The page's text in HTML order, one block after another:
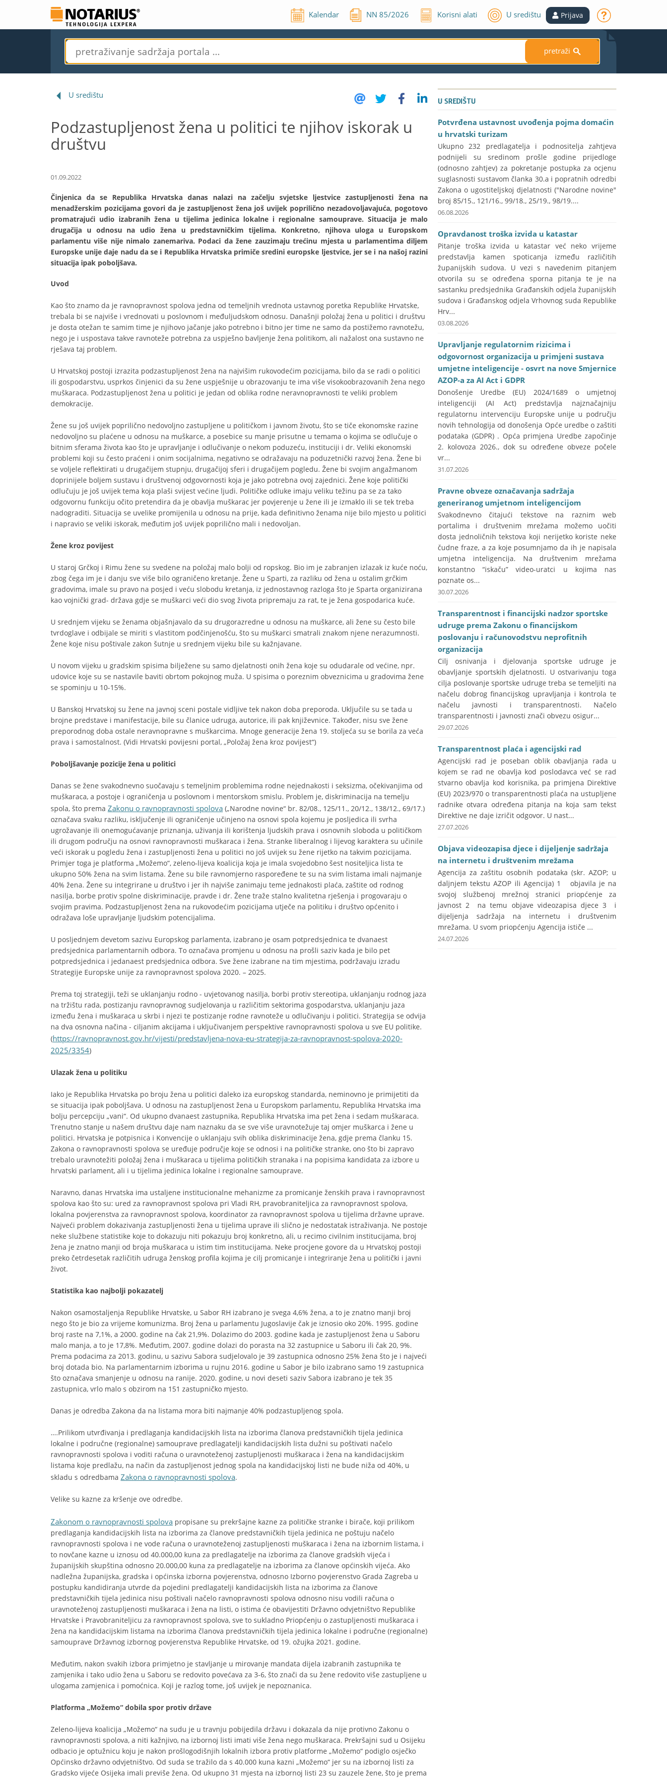
Kalendar NN85/2026 Korisni alati U središtu Prijava
pretraži S
U središtu
Podzastupljenost žena u politici te njihov iskorak u
društvu
01.09.2022
Činjenica da se Republika Hrvatska danas nalazi na začelju svjetske ljestvice zastupljenosti žena na
menadžerskim pozicijama govori da je zastupljenost žena još uvijek poprilično nezadovoljavajuća, pogotovo
promatrajući udio izabranih žena u tijelima jedinica lokalne i regionalne samouprave. Situacija je malo
drugačija u odnosu na udio žena u predstavničkim tijelima. Konkretno, njihova uloga u Europskom
parlamentu više nije nimalo zanemariva. Podaci da žene zauzimaju trećinu mjesta u parlamentima diljem
Europske unije daje nadu da se i Republika Hrvatska primiče sredini europske ljestvice, jer se i na našoj razini
situacija ipak poboljšava.
Uvod
Kao što znamo da je ravnopravnost spolova jedna od temeljnih vrednota ustavnog poretka Republike Hrvatske,
trebala bi se najviše i vrednovati u poslovnom i međuljudskom odnosu. Današnji položaj žena u politici i društvu
je dosta otežan te samim time je njihovo jačanje jako potrebno i bitno jer time ne samo da postižemo ravnotežu,
nego je i uspostava takve ravnoteže potrebna za uspješno bavljenje žena politikom, ali nažalost ona sustavno ne
rješava taj problem.
U Hrvatskoj postoji izrazita podzastupljenost žena na najvišim rukovodećim pozicijama, bilo da se radi o politici
ili gospodarstvu, usprkos činjenici da su žene uspješnije u obrazovanju te ima više visokoobrazovanih žena nego
muškaraca. Podzastupljenost žena u politici je jedan od oblika rodne neravnopravnosti te veliki problem
demokracije.
Žene su još uvijek poprilično nedovoljno zastupljene u političkom i javnom životu, što se tiče ekonomske razine
nedovoljno su plaćene u odnosu na muškarce, a posebice su manje prisutne u temama o kojima se odlučuje o
bitnim sferama života kao što je upravljanje i odlučivanje o nekom poduzeću, instituciji i dr. Veliki ekonomski
problemi koji su često praćeni i onim socijalnima, negativno se odražavaju na poduzetnički razvoj žena. Žene bi
se voljele reflektirati u drugačijem stupnju, drugačijoj sferi i drugačijem pogledu. Žene bi svojim angažmanom
doprinijele boljem sustavu i društvenoj odgovornosti koja je jako potrebna ovoj zajednici. Žene koje politički
odlučuju je još uvijek tema koja plaši svijest većine ljudi. Političke odluke imaju veliku težinu pa se za tako
odgovornu funkciju očito pretendira da je obavlja muškarac jer povjerenje u žene ili je izmaklo ili se tek treba
nadograditi. Situacija se uvelike promijenila u odnosu na prije, kada definitivno ženama nije bilo mjesto u politici
i napravio se veliki iskorak, međutim još uvijek poprilično mali i nedovoljan.
Žene kroz povijest
U staroj Grčkoj i Rimu žene su svedene na položaj malo bolji od ropskog. Bio im je zabranjen izlazak iz kuće noću,
zbog čega im je i danju sve više bilo ograničeno kretanje. Žene u Sparti, za razliku od žena u ostalim grčkim
gradovima, imale su pravo na posjed i veću slobodu kretanja, iz jednostavnog razloga što je Sparta organizirana
kao vojnički grad- država gdje se muškarci veći dio svog života pripremaju za rat, te je žena gospodarica kuće.
U srednjem vijeku se ženama objašnjavalo da su drugorazredne u odnosu na muškarce, ali žene su često bile
tvrdoglave i odbijale se miriti s vlastitom podčinjenošću, što su muškarci smatrali znakom njene nerazumnosti.
Žene koje nisu poštivale zakon šutnje u srednjem vijeku bile su kažnjavane.
U novom vijeku u gradskim spisima bilježene su samo djelatnosti onih žena koje su odudarale od većine, npr.
udovice koje su se nastavile baviti obrtom pokojnog muža. U spisima o poreznim obveznicima u gradovima žene
se spominju u 10-15%.
U Banskoj Hrvatskoj su žene na javnoj sceni postale vidljive tek nakon doba preporoda. Uključile su se tada u
brojne predstave i manifestacije, bile su članice udruga, autorice, ili pak književnice. Također, nisu sve žene
preporodnog doba ostale neravnopravne s muškarcima. Mnoge generacije žena 19. stoljeća su se borila za veća
prava i samostalnost. (Vidi Hrvatski povijesni portal, „Položaj žena kroz povijest“)
Poboljšavanje pozicije žena u politici
Danas se žene svakodnevno suočavaju s temeljnim problemima rodne nejednakosti i seksizma, očekivanjima od
muškaraca, a postoje i ograničenja u poslovnom i mentorskom smislu. Problem je, diskriminacija na temelju
spola, što prema Zakonu o ravnopravnosti spolova („Narodne novine“ br. 82/08., 125/11., 20/12., 138/12., 69/17.)
označava svaku razliku, isključenje ili ograničenje učinjeno na osnovi spola kojemu je posljedica ili svrha
ugrožavanje ili onemogućavanje priznanja, uživanja ili korištenja ljudskih prava i osnovnih sloboda u političkom
ili drugom području na osnovi ravnopravnosti muškaraca i žena. Stranke liberalnog i lijevog karaktera su učinile
veći iskorak u pogledu žena i zastupljenosti žena u politici no još uvijek su žene rijetko na takvim pozicijama.
Primjer toga je platforma „Možemo“, zeleno-lijeva koalicija koja je imala svojedobno šest nositeljica lista te
ukupno 50% žena na svim listama. Žene su bile ravnomjerno raspoređene te su na svim listama imali najmanje
40% žena. Žene su integrirane u društvo i jer ih najviše zanimaju teme jednakosti plaća, zaštite od rodnog
nasilja, borbe protiv spolne diskriminacije, pravde i dr. Žene traže stalno kvalitetna rješenja i progovaraju o
svojim pravima. Podzastupljenost žena na rukovodećim pozicijama utječe na politiku i društvo općenito i
odražava loše upravljanje ljudskim potencijalima.
U posljednjem devetom sazivu Europskog parlamenta, izabrano je osam potpredsjednica te dvanaest
predsjednica parlamentarnih odbora. To označava promjenu u odnosu na prošli saziv kada je bilo pet
potpredsjednica i jedanaest predsjednica odbora. Sve žene izabrane na tim mjestima, podržavaju izradu
Strategije Europske unije za ravnopravnost spolova 2020. – 2025.
Prema toj strategiji, teži se uklanjanju rodno - uvjetovanog nasilja, borbi protiv stereotipa, uklanjanju rodnog jaza
na tržištu rada, postizanju ravnopravnog sudjelovanja u različitim sektorima gospodarstva, uklanjanju jaza
između žena i muškaraca u skrbi i njezi te postizanje rodne ravnoteže u odlučivanju i politici. Strategija se odvija
na dva osnovna načina - ciljanim akcijama i uključivanjem perspektive ravnopravnosti spolova u sve EU politike.
(https://ravnopravnost.gov.hr/vijesti/predstavljena-nova-eu-strategija-za-ravnopravnost-spolova-2020-
2025/3354)
Ulazak žena u politiku
Iako je Republika Hrvatska po broju žena u politici daleko iza europskog standarda, neminovno je primijetiti da
se situacija ipak poboljšava. U odnosu na zastupljenost žena u Europskom parlamentu, Republika Hrvatska ima
bolju percepciju „vani“. Od ukupno dvanaest zastupnika, Republika Hrvatska ima pet žena i sedam muškaraca.
Trenutno stanje u našem društvu daje nam naznaku da se sve više uravnotežuje taj omjer muškarca i žene u
politici. Hrvatska je potpisnica i Konvencije o uklanjaju svih oblika diskriminacije žena, gdje prema članku 15.
Zakona o ravnopravnosti spolova se uređuje područje koje se odnosi i na političke stranke, ono što bi zapravo
trebalo uravnotežiti položaj žena i muškaraca u tijelima političkih stranaka i na popisima kandidata za izbore u
hrvatski parlament, ali i u tijelima jedinica lokalne i regionalne samouprave.
Naravno, danas Hrvatska ima ustaljene institucionalne mehanizme za promicanje ženskih prava i ravnopravnost
spolova kao što su: ured za ravnopravnost spolova pri Vladi RH, pravobraniteljica za ravnopravnost spolova,
lokalna povjerenstva za ravnopravnost spolova, koordinator za ravnopravnost spolova u tijelima državne uprave.
Najveći problem dokazivanja zastupljenosti žena u tijelima uprave ili slično je nedostatak istraživanja. Ne postoje
neke službene statistike koje to dokazuju niti pokazuju broj konkretno, ali, u recimo civilnim institucijama, broj
žena je znatno manji od broja muškaraca u istim tim institucijama. Neke procjene govore da u Hrvatskoj postoji
preko četrdesetak različitih udruga ženskog profila kojima je cilj promicanje i integriranje žena u politički i javni
život.
Statistika kao najbolji pokazatelj
Nakon osamostaljenja Republike Hrvatske, u Sabor RH izabrano je svega 4,6% žena, a to je znatno manji broj
nego što je bio za vrijeme komunizma. Broj žena u parlamentu Jugoslavije čak je iznosio oko 20%. 1995. godine
broj raste na 7,1%, a 2000. godine na čak 21,9%. Dolazimo do 2003. godine kada je zastupljenost žena u Saboru
malo manja, a to je 17,8%. Međutim, 2007. godine dolazi do porasta na 32 zastupnice u Saboru ili čak 20, 9%.
Prema podacima za 2013. godinu, u sazivu Sabora sudjelovalo je 39 zastupnica odnosno 25% žena što je i najveći
broj dotada bio. Na parlamentarnim izborima u rujnu 2016. godine u Sabor je bilo izabrano samo 19 zastupnica
što označava smanjenje u odnosu na ranije. 2020. godine, u novi deseti saziv Sabora izabrano je tek 35
zastupnica, vrlo malo s obzirom na 151 zastupničko mjesto.
Danas je odredba Zakona da na listama mora biti najmanje 40% podzastupljenog spola.
….Prilikom utvrđivanja i predlaganja kandidacijskih lista na izborima članova predstavničkih tijela jedinica
lokalne i područne (regionalne) samouprave predlagatelji kandidacijskih lista dužni su poštivati načelo
ravnopravnosti spolova i voditi računa o uravnoteženoj zastupljenosti muškaraca i žena na kandidacijskim
listama koje predlažu, na način da zastupljenost jednog spola na kandidacijskoj listi ne bude niža od 40%, u
skladu s odredbama Zakona o ravnopravnosti spolova.
Velike su kazne za kršenje ove odredbe.
Zakonom o ravnopravnosti spolova propisane su prekršajne kazne za političke stranke i birače, koji prilikom
predlaganja kandidacijskih lista na izborima za članove predstavničkih tijela jedinica ne poštuju načelo
ravnopravnosti spolova i ne vode računa o uravnoteženoj zastupljenosti muškaraca i žena na izbornim listama, i
to novčane kazne u iznosu od 40.000,00 kuna za predlagatelje na izborima za članove gradskih vijeća i
županijskih skupština odnosno 20.000,00 kuna za predlagatelje na izborima za članove općinskih vijeća. Ako
nadležna županijska, gradska i općinska izborna povjerenstva, odnosno Izborno povjerenstvo Grada Zagreba u
postupku kandidiranja utvrde da pojedini predlagatelji kandidacijskih lista na izborima za članove
predstavničkih tijela jedinica nisu poštivali načelo ravnopravnosti spolova odnosno nisu vodili računa o
uravnoteženoj zastupljenosti muškaraca i žena na listi, o istima će obavijestiti Državno odvjetništvo Republike
Hrvatske i Pravobraniteljicu za ravnopravnost spolova, sve to sukladno Priopćenju o zastupljenosti muškaraca i
žena na kandidacijskim listama na izborima članova predstavničkih tijela jedinica lokalne i područne (regionalne)
samouprave Državnog izbornog povjerenstva Republike Hrvatske, od 19. ožujka 2021. godine.
Međutim, nakon svakih izbora primjetno je stavljanje u mirovanje mandata dijela izabranih zastupnika te
zamjenika i tako udio žena u Saboru se redovito povećava za 3-6, što znači da su žene redovito više zastupljene u
ulogama zamjenica i pomoćnica. Koji je razlog tome, još uvijek je nepoznanica.
Platforma „Možemo“ dobila spor protiv države
Zeleno-lijeva koalicija „Možemo“ na sudu je u travnju pobijedila državu i dokazala da nije protivno Zakonu o
ravnopravnosti spolova, a niti kažnjivo, na izbornoj listi imati više žena nego muškaraca. Prekršajni sud u Osijeku
odbacio je optužnicu koju je nakon prošlogodišnjih lokalnih izbora protiv platforme „Možemo“ podiglo osječko
Općinsko državno odvjetništvo. Od suda se tražilo da s 40.000 kuna kazni „Možemo“ jer su na izbornoj listi za
Gradsko vijeće Osijeka imali previše žena. Od ukupno 31 mjesta na izbornoj listi 23 su zauzele žene, što je prema
U SREDIŠTU
Potvrđena ustavnost uvođenja pojma domaćin
u hrvatski turizam
Ukupno 232 predlagatelja i podnositelja zahtjeva
podnijeli su sredinom prošle godine prijedloge
(odnosno zahtjev) za pokretanje postupka za ocjenu
suglasnosti sustavom članka 30.a i popratnih odredbi
Zakona o ugostiteljskoj djelatnosti ("Narodne novine"
broj 85/15., 121/16., 99/18., 25/19., 98/19....
06.08.2026
Opravdanost troška izvida u katastar
Pitanje troška izvida u katastar već neko vrijeme
predstavlja kamen spoticanja između različitih
županijskih sudova. U vezi s navedenim pitanjem
otvorila su se određena sporna pitanja te je na
sastanku predsjednika Građanskih odjela županijskih
sudova i Građanskog odjela Vrhovnog suda Republike
Hrv...
03.08.2026
Upravljanje regulatornim rizicima i
odgovornost organizacija u primjeni sustava
umjetne inteligencije - osvrt na nove Smjernice
AZOP-a za AI Act i GDPR
Donošenje Uredbe (EU) 2024/1689 o umjetnoj
inteligenciji (AI Act) predstavlja najznačajniju
regulatornu intervenciju Europske unije u području
novih tehnologija od donošenja Opće uredbe o zaštiti
podataka (GDPR) . Opća primjena Uredbe započinje
2. kolovoza 2026., dok su određene obveze počele
vr...
31.07.2026
Pravne obveze označavanja sadržaja
generiranog umjetnom inteligencijom
Svakodnevno čitajući tekstove na raznim web
portalima i društvenim mrežama možemo uočiti
dosta jednoličnih tekstova koji nerijetko koriste neke
čudne fraze, a za koje posumnjamo da ih je napisala
umjetna inteligencija. Na društvenim mrežama
konstantno “iskaču” video-uratci u kojima nas
poznate os...
30.07.2026
Transparentnost i financijski nadzor sportske
udruge prema Zakonu o financijskom
poslovanju i računovodstvu neprofitnih
organizacija
Cilj osnivanja i djelovanja sportske udruge je
obavljanje sportskih djelatnosti. U ostvarivanju toga
cilja poslovanje sportske udruge treba se temeljiti na
načelu dobrog financijskog upravljanja i kontrola te
načelu javnosti i transparentnosti. Načelo
transparentnosti i javnosti znači obvezu osigur...
29.07.2026
Transparentnost plaća i agencijski rad
Agencijski rad je poseban oblik obavljanja rada u
kojem se rad ne obavlja kod poslodavca već se rad
stvarno obavlja kod korisnika, pa primjena Direktive
(EU) 2023/970 o transparentnosti plaća na ustupljene
radnike otvara određena pitanja na koja sam tekst
Direktive ne daje izričit odgovor. U nast...
27.07.2026
Objava videozapisa djece i dijeljenje sadržaja
na internetu i društvenim mrežama
Agencija za zaštitu osobnih podataka (skr. AZOP; u
daljnjem tekstu AZOP ili Agencija) 1 objavila je na
svojoj službenoj mrežnoj stranici priopćenje za
javnost 2 na temu objave videozapisa djece 3 i
dijeljenja sadržaja na internetu i društvenim
mrežama. U svom priopćenju Agencija ističe ...
24.07.2026